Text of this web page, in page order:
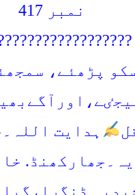
نمبر 417
پڑھئے،
ہدایت